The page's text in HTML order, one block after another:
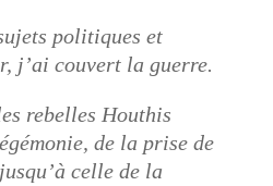
politiques et
j’ai couvert la guerre.
rebelles Houthis
de la prise de
celle de la